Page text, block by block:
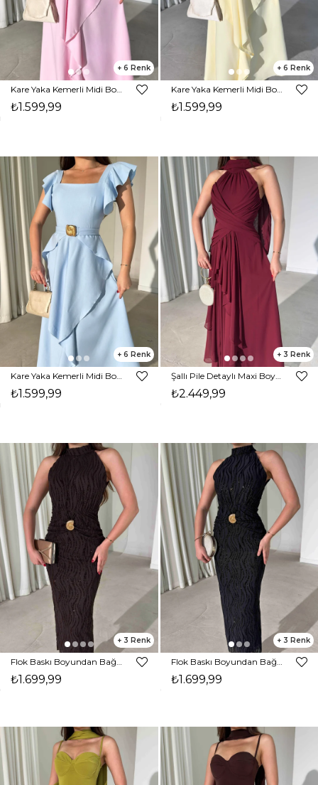
6
₺1.599,99
6
Kare Yaka Kemerli Midi Boy Sarı Vesper Kadın Elbise 26Y391
₺1.599,99
6
₺1.599,99
3
Şallı Pile Detaylı Maxi Boy Bordo Larren Kadın Elbise 26Y395
₺2.449,99
3
Flok Baskı Boyundan Bağlamalı Maxi Boy Kahverengi Karli Kadın Elbise 26Y389
₺1.699,99
3
Flok Baskı Boyundan Bağlamalı Maxi Boy Siyah Karli Kadın Elbise 26Y389
₺1.699,99